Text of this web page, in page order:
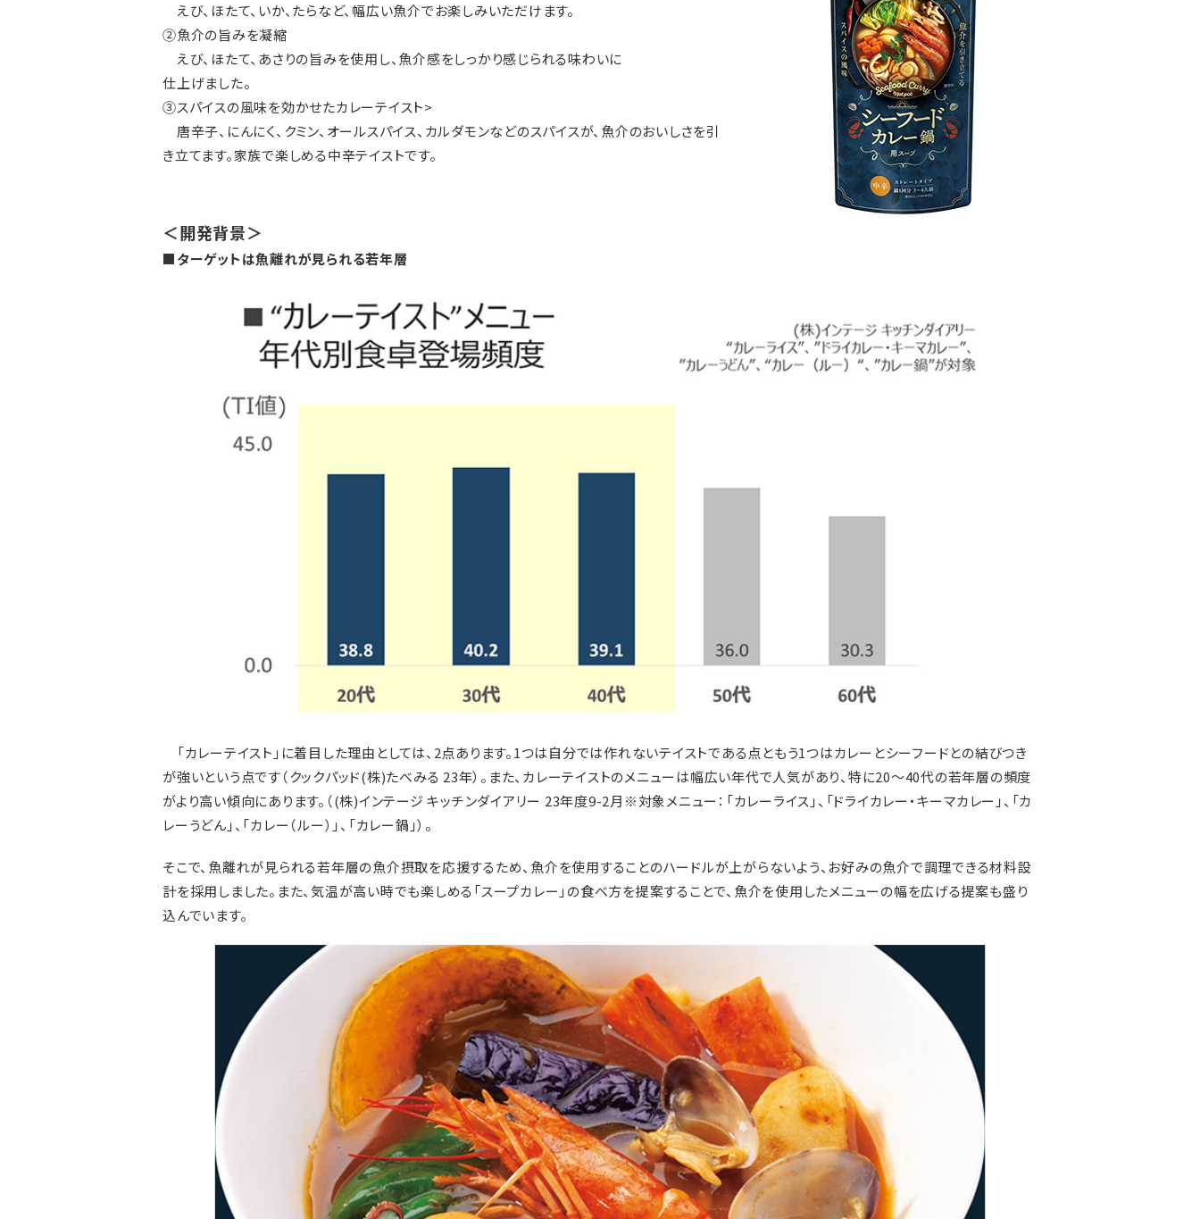
えび、ほたて、いか、たらなど、幅広い魚介でお楽しみいただけます。
②魚介の旨みを凝縮
えび、ほたて、あさりの旨みを使用し、魚介感をしっかり感じられる味わいに
仕上げました。
③スパイスの風味を効かせたカレーテイスト>
唐辛子、にんにく、クミン、オールスパイス、カルダモンなどのスパイスが、魚介のおいしさを引
き立てます。家族で楽しめる中辛テイストです。
＜開発背景＞
■ターゲットは魚離れが見られる若年層
「カレーテイスト」に着目した理由としては、2点あります。1つは自分では作れないテイストである点ともう1つはカレーとシーフードとの結びつき
が強いという点です（クックパッド(株)たべみる 23年）。また、カレーテイストのメニューは幅広い年代で人気があり、特に20～40代の若年層の頻度
がより高い傾向にあります。（(株)インテージ キッチンダイアリー 23年度9-2月※対象メニュー：「カレーライス」、「ドライカレー・キーマカレー」、「カ
レーうどん」、「カレー（ルー）」、「カレー鍋」）。
そこで、魚離れが見られる若年層の魚介摂取を応援するため、魚介を使用することのハードルが上がらないよう、お好みの魚介で調理できる材料設
計を採用しました。また、気温が高い時でも楽しめる「スープカレー」の食べ方を提案することで、魚介を使用したメニューの幅を広げる提案も盛り
込んでいます。